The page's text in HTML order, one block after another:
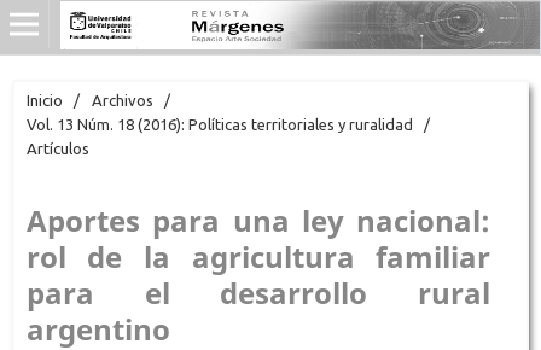
Inicio / Archivos
/
Vol. 13 Núm. 18 (2016): Políticas territoriales y ruralidad
/
Artículos
Aportes para una ley nacional:
rol de la agricultura familiar
para el desarrollo rural
argentino